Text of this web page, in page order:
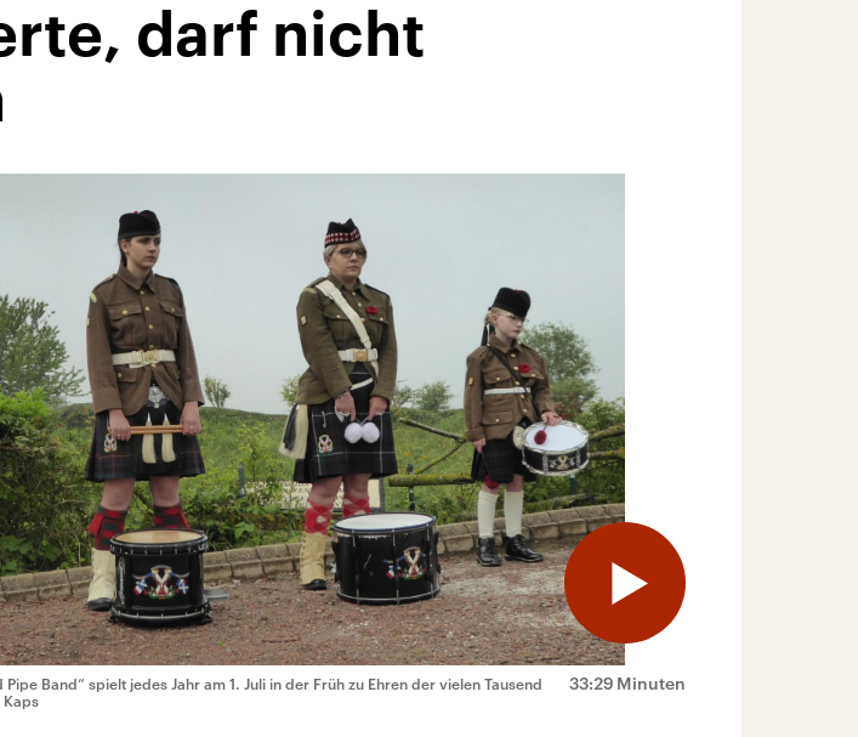
darf nicht
33:29 Minuten
Band“ spielt jedes Jahr am 1. Juli in der Früh zu Ehren der vielen Tausend